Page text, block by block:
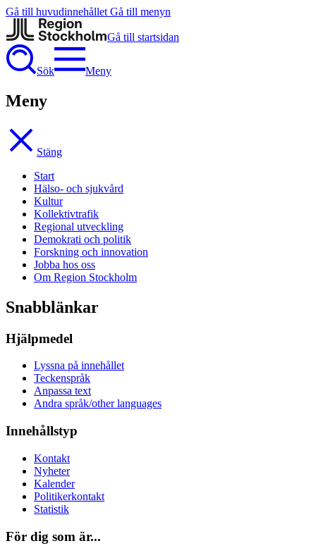
Gå till huvudinnehållet Gå till menyn
Gå till startsidan
Sök Meny
Meny
Stäng
Start
Hälso- och sjukvård
Kultur
Kollektivtrafik
Regional utveckling
Demokrati och politik
Forskning och innovation
Jobba hos oss
Om Region Stockholm
Snabblänkar
Hjälpmedel
Lyssna på innehållet
Teckenspråk
Anpassa text
Andra språk/other languages
Innehållstyp
Kontakt
Nyheter
Kalender
Politikerkontakt
Statistik
För dig som är...